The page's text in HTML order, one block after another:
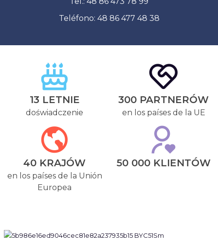
Teléfono: 48 86 477 48 38
13 LETNIE
doświadczenie
300 PARTNERÓW
en los países de la UE
40 KRAJÓW
en los países de la Unión
Europea
50 000 KLIENTÓW